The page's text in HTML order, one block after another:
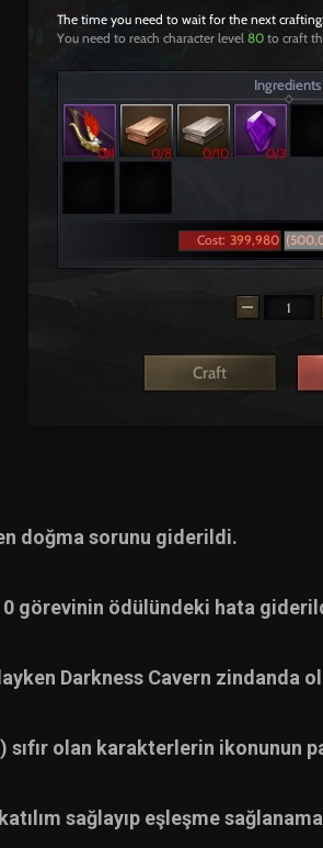
doğma sorunu giderildi.
görevinin ödülündeki hata
Darkness Cavern zindanda
sıfır olan karakterlerin
sağlayıp eşleşme